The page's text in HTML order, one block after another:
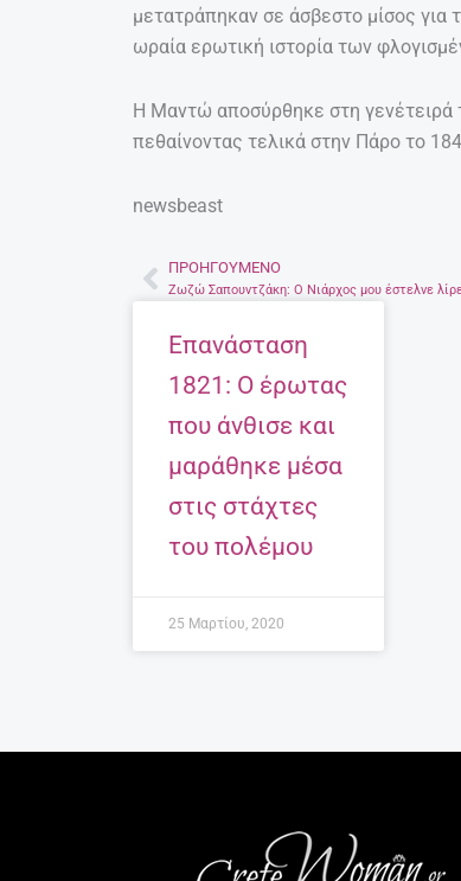
μετατράπηκαν σε άσβεστο μίσος για
ωραία ερωτική ιστορία των
Η Μαντώ αποσύρθηκε στη γενέτειρά
πεθαίνοντας τελικά στην Πάρο το
newsbeast
Prev
ΠΡΟΗΓΟΎΜΕΝΟ
Επανάσταση
1821: Ο έρωτας
που άνθισε και
μαράθηκε μέσα
στις στάχτες
του πολέμου
25 Μαρτίου, 2020